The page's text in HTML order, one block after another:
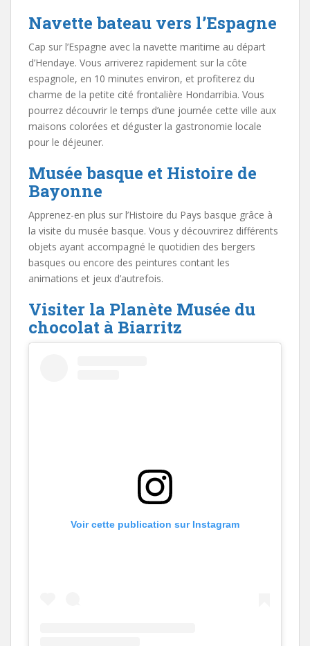
Navette bateau vers l’Espagne
Cap sur l’Espagne avec la navette maritime au départ
d’Hendaye. Vous arriverez rapidement sur la côte
espagnole, en 10 minutes environ, et profiterez du
charme de la petite cité frontalière Hondarribia. Vous
pourrez découvrir le temps d’une journée cette ville aux
maisons colorées et déguster la gastronomie locale
pour le déjeuner.
Musée basque et Histoire de
Bayonne
Apprenez-en plus sur l’Histoire du Pays basque grâce à
la visite du musée basque. Vous y découvrirez différents
objets ayant accompagné le quotidien des bergers
basques ou encore des peintures contant les
animations et jeux d’autrefois.
Visiter la Planète Musée du
chocolat à Biarritz
Voir cette publication sur Instagram